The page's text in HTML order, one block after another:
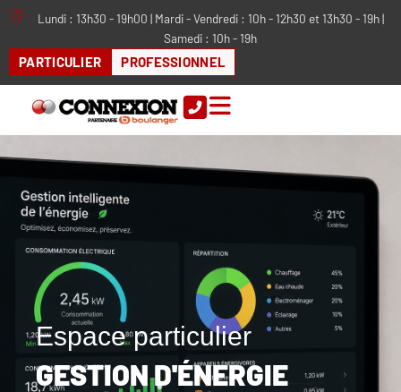
Aller
contenu
Lundi : 13h30 - 19h00 | Mardi - Vendredi : 10h - 12h30 et 13h30 - 19h |
Samedi : 10h - 19h
PARTICULIER PROFESSIONNEL
Espace particulier
GESTION D'ÉNERGIE